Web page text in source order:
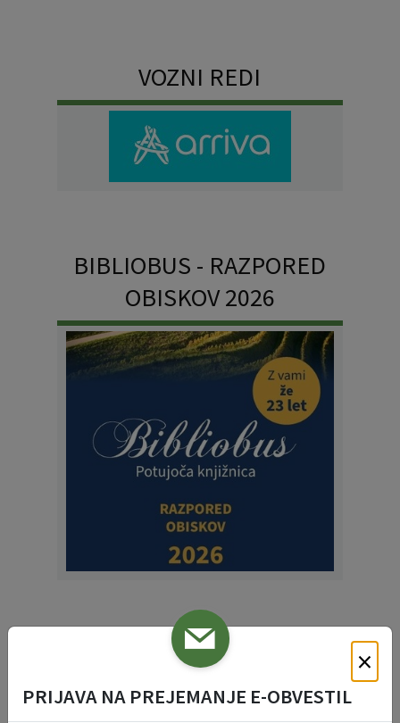
VOZNI REDI
BIBLIOBUS - RAZPORED
OBISKOV 2026
PLATFORMA ZA
KARTIRANJE IZZIVOV
×
PRIJAVA NA PREJEMANJE E-OBVESTIL